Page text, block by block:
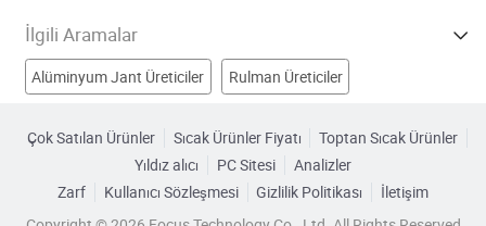
İlgili Aramalar
Alüminyum Jant Üreticiler Rulman Üreticiler
Otomobil Tekerlek Rulmanı Fabrikalar
Çok Satılan Ürünler Sıcak Ürünler Fiyatı
Toptan Sıcak Ürünler
Yıldız alıcı
PC Sitesi
Analizler
Zarf
Kullanıcı Sözleşmesi Gizlilik Politikası
İletişim